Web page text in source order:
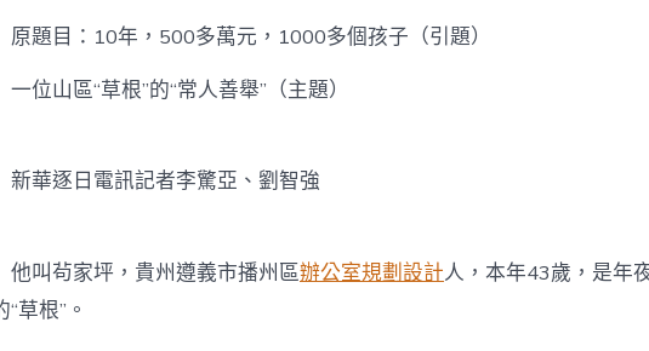
桌
“草
題目：10年，500多萬元，1000多個孩子（引題）
山區“草根”的“常人善舉”（主題）
華逐日電訊記者李驚亞、劉智強
叫茍家坪，貴州遵義市播州區辦公室規劃設計人，本年43歲，是年
“草根”。